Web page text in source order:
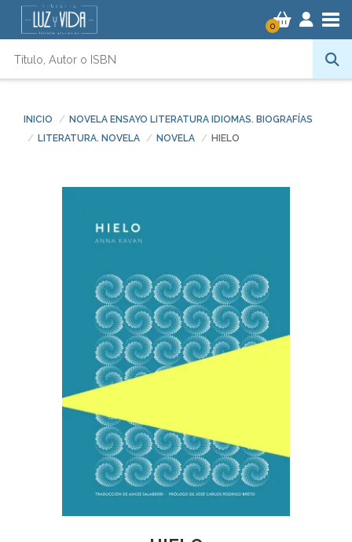
0
INICIO
NOVELA ENSAYO LITERATURA IDIOMAS. BIOGRAFÍAS
LITERATURA. NOVELA
NOVELA HIELO